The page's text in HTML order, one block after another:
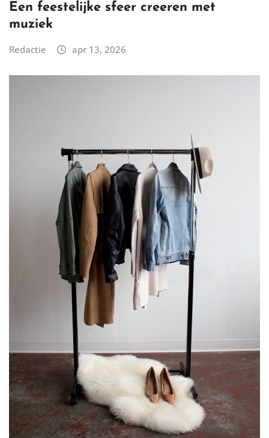
Een feestelijke sfeer creeren met
muziek
Redactie apr 13, 2026